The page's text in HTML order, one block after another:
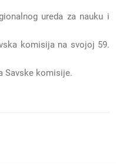
ureda za nauku i
komisija na svojoj 59.
Savske komisije.